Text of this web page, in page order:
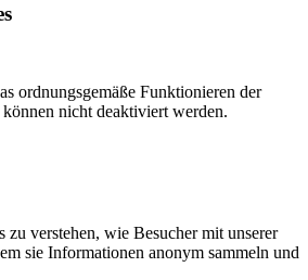
ordnungsgemäße Funktionieren der
nicht deaktiviert werden.
zu verstehen, wie Besucher mit unserer
sie Informationen anonym sammeln und